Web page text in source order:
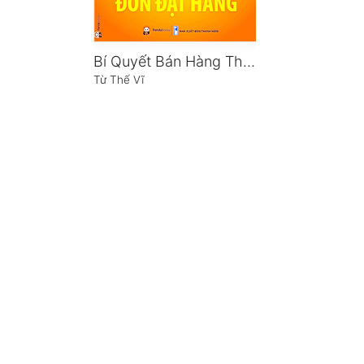
Bí Quyết Bán Hàng Thành Công – Sau 5 Phút Bạn Có Được Đơn Đặt Hàng
Từ Thế Vĩ